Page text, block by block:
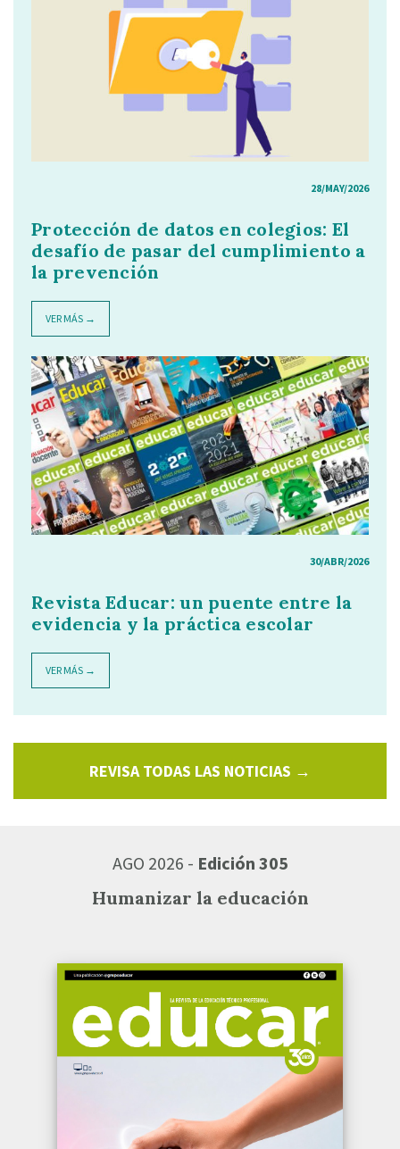
28/MAY/2026
Protección de datos en colegios: El
desafío de pasar del cumplimiento a
la prevención
VER MÁS →
30/ABR/2026
Revista Educar: un puente entre la
evidencia y la práctica escolar
VER MÁS →
REVISA TODAS LAS NOTICIAS →
AGO 2026 - Edición 305
Humanizar la educación